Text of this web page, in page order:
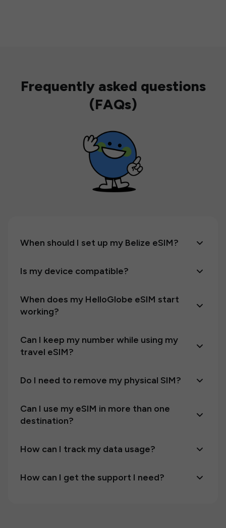
Frequently asked questions
(FAQs)
When should I set up my Belize eSIM?
Is my device compatible?
When does my HelloGlobe eSIM start
working?
Can I keep my number while using my
travel eSIM?
Do I need to remove my physical SIM?
Can I use my eSIM in more than one
destination?
How can I track my data usage?
How can I get the support I need?